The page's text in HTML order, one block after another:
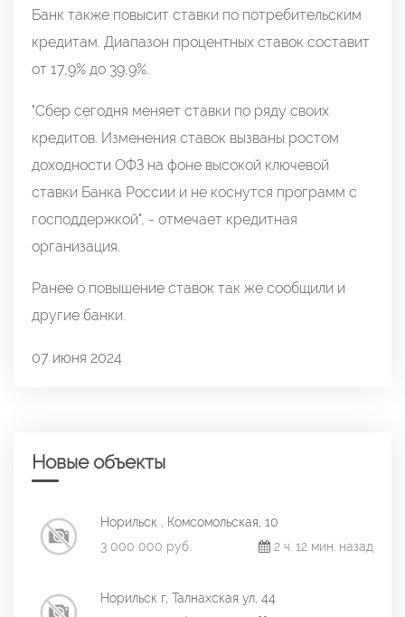
Банк также повысит ставки по потребительским
кредитам. Диапазон процентных ставок составит
от 17,9% до 39,9%.
"Сбер сегодня меняет ставки по ряду своих
кредитов. Изменения ставок вызваны ростом
доходности ОФЗ на фоне высокой ключевой
ставки Банка России и не коснутся программ с
господдержкой", - отмечает кредитная
организация.
Ранее о повышение ставок так же сообщили и
другие банки.
07 июня 2024
Новые объекты
Норильск , Комсомольская, 10
3 000 000 руб.
2 ч. 12 мин. назад
Норильск г, Талнахская ул, 44